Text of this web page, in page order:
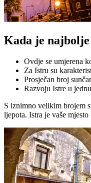
Kada je
Ovdje se umjerena
Za Istru su
Prosječan broj
Razvoju Istre u
S iznimno velikim brojem
ljepota. Istra je vaše